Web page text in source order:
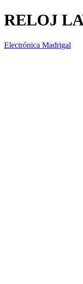
RELOJ
Electrónica Madrigal